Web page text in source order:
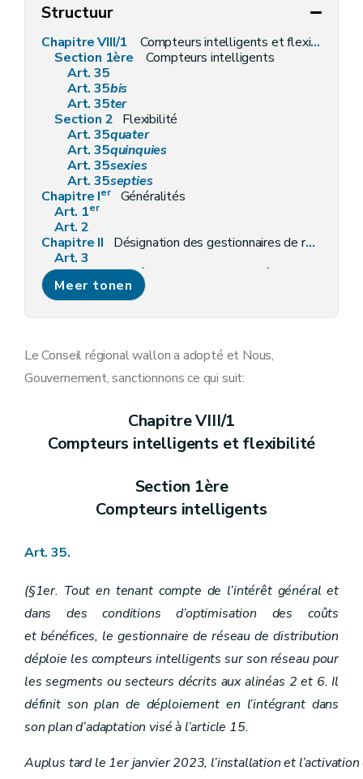
Structuur
Chapitre VIII/1
Compteurs intelligents et flexibilité
Section 1ère
Compteurs intelligents
Art. 35
Art. 35bis
Art. 35ter
Section 2 Flexibilité
Art. 35quater
Art. 35quinquies
Art. 35sexies
Art. 35septies
Chapitre Ier
Généralités
Art. 1er
Art. 2
Chapitre II
Désignation des gestionnaires de réseaux
Art. 3
Section première
Gestionnaire du réseau de transport local
Art. 4
Section 2 Gestionnaires des réseaux de distribution
Art. 7
Art. 8
Art. 9
Gestion des réseaux
Art. 12
Art. 16
Chapitre IV Droits et obligations du gestionnaire de réseau
Section première
Art. 19
Art. 20
Section 2 Déclaration d'utilité publique
Art. 21
Art. 22
Art. 23
Art. 24
Art. 25
Chapitre V Accès aux réseaux
Art. 26
Art. 27
Art. 29
Meer tonen
Le Conseil régional wallon a adopté et Nous,
Gouvernement, sanctionnons ce qui suit:
Chapitre VIII/1
Compteurs intelligents et flexibilité
Section 1ère
Compteurs intelligents
Art. 35.
(§1er. Tout en tenant compte de l’intérêt général et
dans des conditions d’optimisation des coûts
et bénéfices, le gestionnaire de réseau de distribution
déploie les compteurs intelligents sur son réseau pour
les segments ou secteurs décrits aux alinéas 2 et 6. Il
définit son plan de déploiement en l’intégrant dans
son plan d’adaptation visé à l’article 15.
Auplus tard le 1er janvier 2023, l’installation et